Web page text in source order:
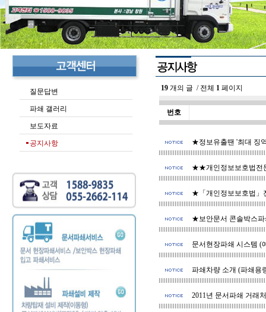
질문답변
파쇄 갤러리
보도자료
공지사항
19개의 글 / 전체 1페이지
번호
★정보유출땐 '최대 징
★★개인정보보호법
★「개인정보보호법」
★보안문서 콘솔박스파
문서현장파쇄 시스템 (
파쇄차량 소개 (파쇄용
2011년 문서파쇄 거래